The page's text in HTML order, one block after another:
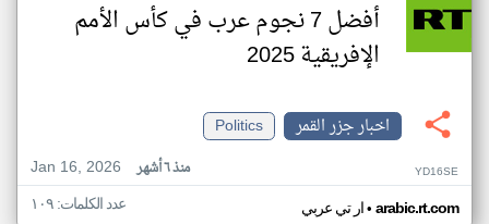
أفضل 7 نجوم عرب في كأس الأمم
الإفريقية 2025
اخبار جزر القمر
Politics
Jan 16, 2026
منذ ٦ أشهر YD16SE
ار تي عربي• arabic.rt.com عدد الكلمات: ١٠٩